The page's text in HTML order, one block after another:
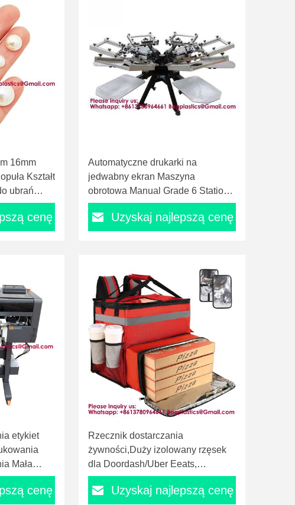
16mm
Kształt
ubrań
Niwet
pas
sprzęt
cenę
Automatyczne drukarki na
jedwabny ekran Maszyna
obrotowa Manual Grade 6 Station
Screen Printing Machine For Solar
Cell Ribbon Solar Cell New
Condition For Label Card Paper
Uzyskaj najlepszą cenę
etykiet
Mała
DTF
cenę
Rzecznik dostarczania
żywności,Duży izolowany rzęsek
dla Doordash/Uber Eeats,
Rozszerzalne torebki chłodniejsze
dla rowerów/motorocykli z
Uzyskaj najlepszą cenę